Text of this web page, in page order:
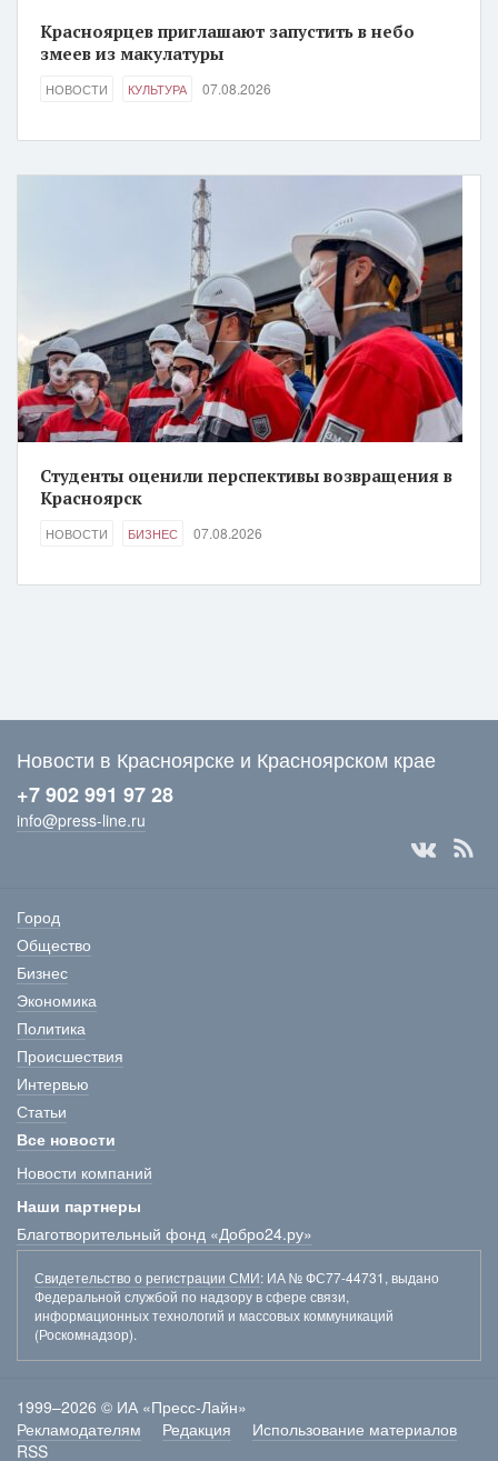
Красноярцев приглашают запустить в небо
змеев из макулатуры
НОВОСТИ КУЛЬТУРА 07.08.2026
Студенты оценили перспективы возвращения в
Красноярск
НОВОСТИ БИЗНЕС 07.08.2026
Новости в Красноярске и Красноярском крае
+7 902 991 97 28
info@press-line.ru
Город
Общество
Бизнес
Экономика
Политика
Происшествия
Интервью
Статьи
Все новости
Новости компаний
Наши партнеры
Благотворительный фонд «Добро24.ру»
Свидетельство о регистрации СМИ: ИА № ФС77-44731, выдано
Федеральной службой по надзору в сфере связи,
информационных технологий и массовых коммуникаций
(Роскомнадзор).
1999–2026 © ИА «Пресс-Лайн»
Рекламодателям
Редакция
Использование материалов
RSS